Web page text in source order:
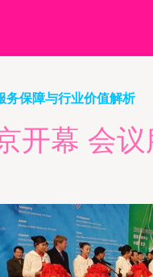
务保障与行业价值解析
开幕 会